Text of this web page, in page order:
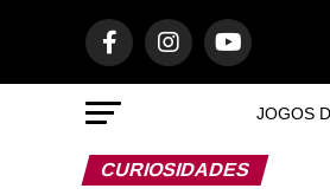
JOGOS
CURIOSIDADES